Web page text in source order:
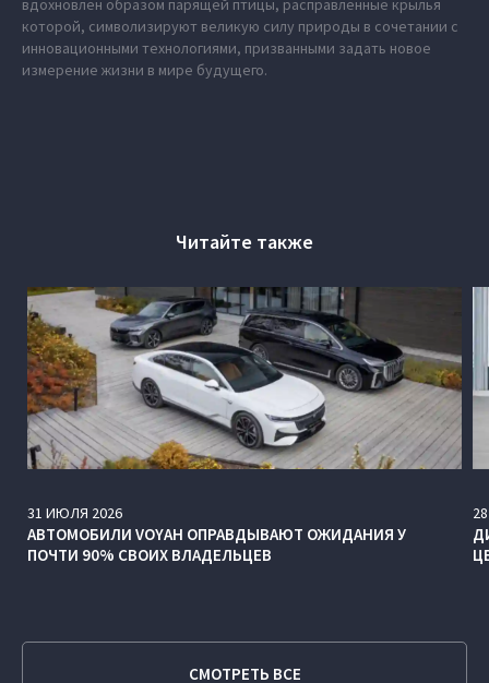
вдохновлен образом парящей птицы, расправленные крылья
которой, символизируют великую силу природы в сочетании с
инновационными технологиями, призванными задать новое
измерение жизни в мире будущего.
Читайте также
31 ИЮЛЯ 2026
АВТОМОБИЛИ VOYAH ОПРАВДЫВАЮТ ОЖИДАНИЯ У
ПОЧТИ 90% СВОИХ ВЛАДЕЛЬЦЕВ
28
СМОТРЕТЬ ВСЕ